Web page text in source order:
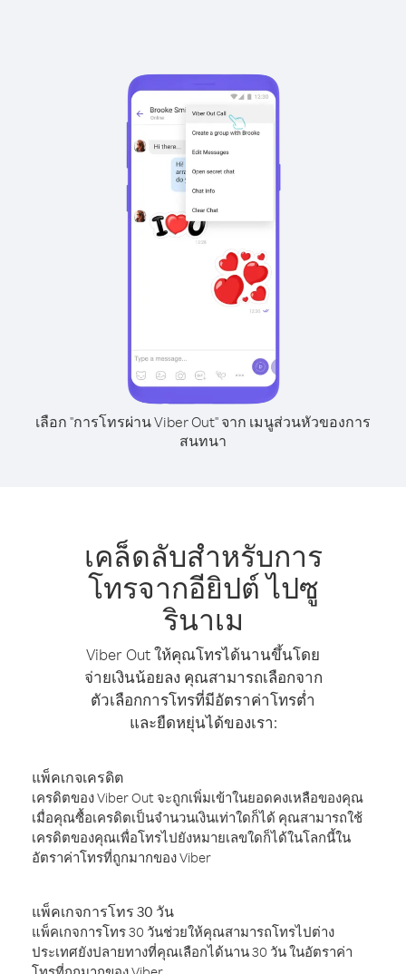
เลือก "การโทรผ่าน Viber Out" จาก เมนูส่วนหัวของการ
สนทนา
เคล็ดลับสำหรับการ
โทรจากอียิปต์ ไปซู
รินาเม
Viber Out ให้คุณโทรได้นานขึ้นโดย
จ่ายเงินน้อยลง คุณสามารถเลือกจาก
ตัวเลือกการโทรที่มีอัตราค่าโทรต่ำ
และยืดหยุ่นได้ของเรา:
แพ็คเกจเครดิต
เครดิตของ Viber Out จะถูกเพิ่มเข้าในยอดคงเหลือของคุณ
เมื่อคุณซื้อเครดิตเป็นจำนวนเงินเท่าใดก็ได้ คุณสามารถใช้
เครดิตของคุณเพื่อโทรไปยังหมายเลขใดก็ได้ในโลกนี้ใน
อัตราค่าโทรที่ถูกมากของ Viber
แพ็คเกจการโทร 30 วัน
แพ็คเกจการโทร 30 วันช่วยให้คุณสามารถโทรไปต่าง
ประเทศยังปลายทางที่คุณเลือกได้นาน 30 วัน ในอัตราค่า